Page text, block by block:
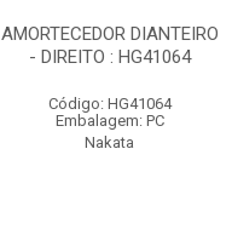
AMORTECEDOR DIANTEIRO
- DIREITO : HG41064
Código: HG41064
Embalagem: PC
Nakata